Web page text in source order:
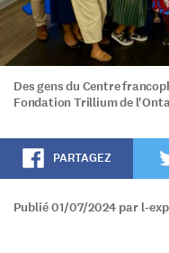
Des gens du Centre
Fondation Trillium de
PARTAGEZ
Publié 01/07/2024 par l-